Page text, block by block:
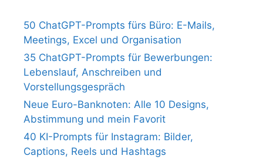
50 ChatGPT-Prompts fürs Büro: E-Mails,
Meetings, Excel und Organisation
35 ChatGPT-Prompts für Bewerbungen:
Lebenslauf, Anschreiben und
Vorstellungsgespräch
Neue Euro-Banknoten: Alle 10 Designs,
Abstimmung und mein Favorit
40 KI-Prompts für Instagram: Bilder,
Captions, Reels und Hashtags